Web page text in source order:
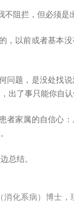
阻拦，但必须是
，以前或者基本
问题，是没处找
出了事只能你自认
者家属的自信心
总结。
化系病）博士